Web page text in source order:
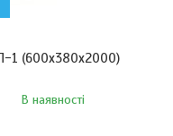
(600х380х2000)
В наявності